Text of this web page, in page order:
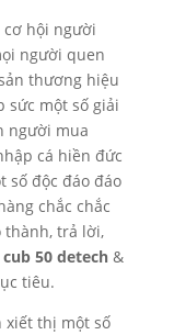
hội người
người quen
thương hiệu
sức một số giải
người mua
cá hiền đức
số độc đáo đáo
chắc chắc
thành, trả lời,
50 detech&
tiêu.
thị một số